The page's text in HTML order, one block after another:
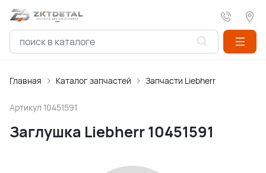
Главная Каталог запчастей Запчасти Liebherr
Артикул 10451591
Заглушка Liebherr 10451591